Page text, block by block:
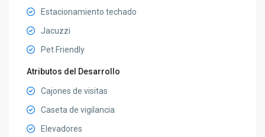
Estacionamiento techado
Jacuzzi
Pet Friendly
Atributos del Desarrollo
Cajones de visitas
Caseta de vigilancia
Elevadores